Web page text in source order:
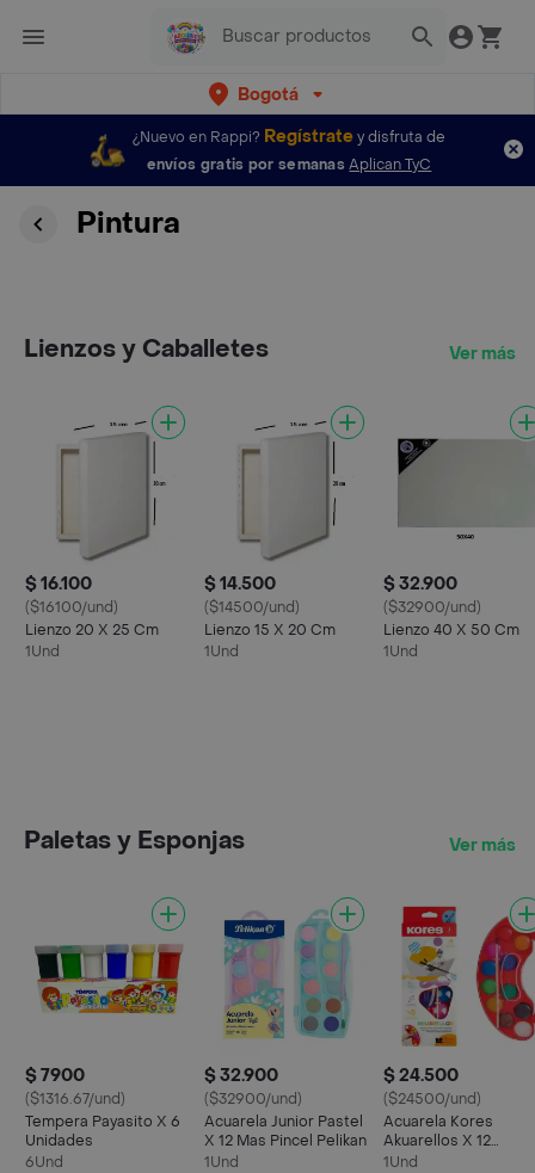
Bogotá
¿Nuevo en Rappi? Regístratey disfruta de
envíos gratis por semanas Aplican TyC
Pintura
Lienzos y Caballetes Ver más
$ 16.100
($16100/und)
Lienzo 20 X 25 Cm
1Und
$ 14.500
($14500/und)
Lienzo 15 X 20 Cm
1Und
$ 32.900
($32900/und)
Lienzo 40 X 50 Cm
1Und
Paletas y Esponjas Ver más
$ 7900
($1316.67/und)
Tempera Payasito X 6
Unidades
6Und
$ 32.900
($32900/und)
Acuarela Junior Pastel
X 12 Mas Pincel Pelikan
1Und
$ 24.500
($24500/und)
Acuarela Kores
Akuarellos X 12
Colores
1Und